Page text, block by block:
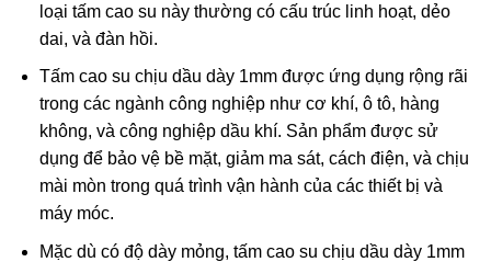
loại tấm cao su này thường có cấu trúc linh hoạt, dẻo
dai, và đàn hồi.
Tấm cao su chịu dầu dày 1mm được ứng dụng rộng rãi
trong các ngành công nghiệp như cơ khí, ô tô, hàng
không, và công nghiệp dầu khí. Sản phẩm được sử
dụng để bảo vệ bề mặt, giảm ma sát, cách điện, và chịu
mài mòn trong quá trình vận hành của các thiết bị và
máy móc.
Mặc dù có độ dày mỏng, tấm cao su chịu dầu dày 1mm